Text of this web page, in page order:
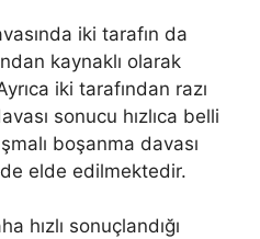
iki tarafın da
kaynaklı olarak
iki tarafından razı
sonucu hızlıca belli
boşanma davası
elde edilmektedir.
hızlı sonuçlandığı